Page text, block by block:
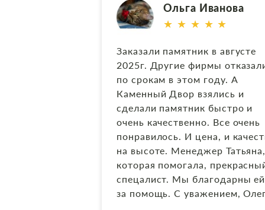
Ольга Иванова
★ ★ ★ ★ ★
Заказали памятник в августе
2025г. Другие фирмы
по срокам в этом году. А
Каменный Двор взялись и
сделали памятник быстро и
очень качественно. Все очень
понравилось. И цена, и
на высоте. Менеджер Татьяна,
которая помогала,
спецалист. Мы благодарны ей
за помощь. С уважением,